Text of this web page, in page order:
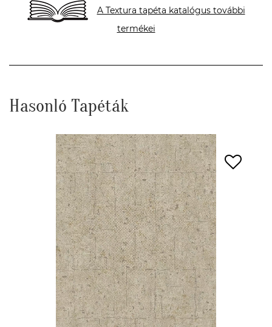
A Textura tapéta katalógus további
termékei
Hasonló Tapéták